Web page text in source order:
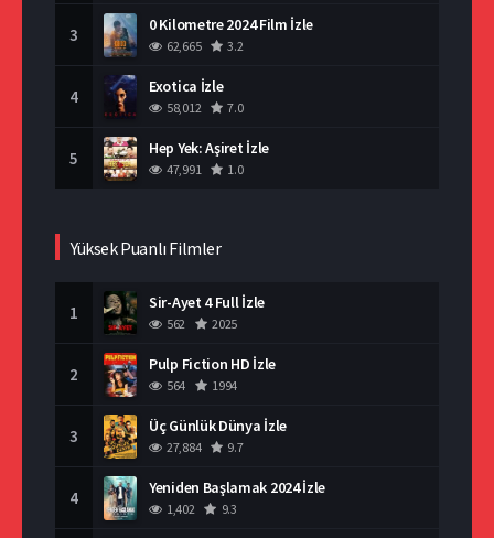
3 0 Kilometre 2024 Film İzle
62,665 3.2
4 Exotica İzle
58,012 7.0
5 Hep Yek: Aşiret İzle
47,991 1.0
Yüksek Puanlı Filmler
1 Sir-Ayet 4 Full İzle
562 2025
2 Pulp Fiction HD İzle
564 1994
3 Üç Günlük Dünya İzle
27,884 9.7
4 Yeniden Başlamak 2024 İzle
1,402 9.3